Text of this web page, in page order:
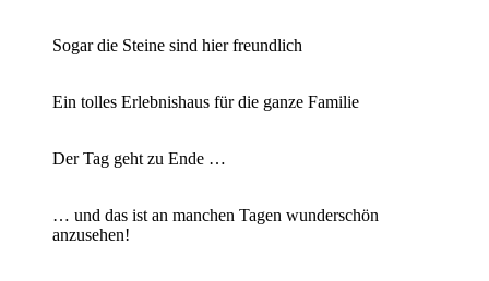
Sogar die Steine sind hier freundlich
Ein tolles Erlebnishaus für die ganze Familie
Der Tag geht zu Ende …
… und das ist an manchen Tagen wunderschön
anzusehen!